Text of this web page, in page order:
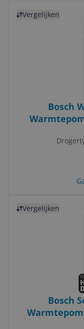
Vergelijken
Bosch
Vergelijken
Bosch